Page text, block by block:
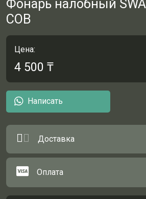
Фонарь налобный
COB
Цена:
4 500 ₸
Написать
Доставка
Оплата